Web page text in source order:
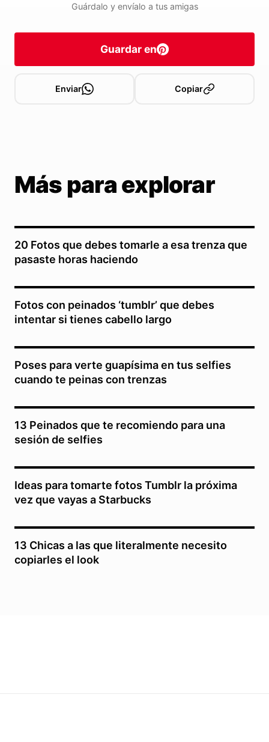
Guárdalo y envíalo a tus amigas
Guardar en
Enviar Copiar
Más para explorar
20 Fotos que debes tomarle a esa trenza que
pasaste horas haciendo
Fotos con peinados ‘tumblr’ que debes
intentar si tienes cabello largo
Poses para verte guapísima en tus selfies
cuando te peinas con trenzas
13 Peinados que te recomiendo para una
sesión de selfies
Ideas para tomarte fotos Tumblr la próxima
vez que vayas a Starbucks
13 Chicas a las que literalmente necesito
copiarles el look